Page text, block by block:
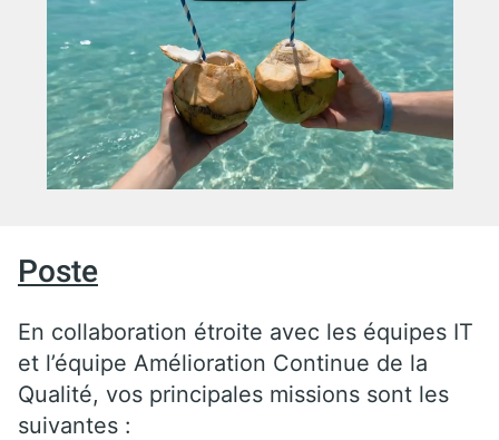
Poste
En collaboration étroite avec les équipes IT
et l’équipe Amélioration Continue de la
Qualité, vos principales missions sont les
suivantes :